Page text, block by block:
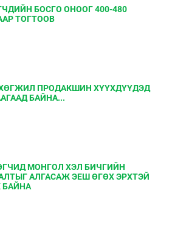
БОСГО ОНООГ 400-480
ТОГТООВ
ПРОДАКШИН ХҮҮХДҮҮДЭД
БАЙНА...
МОНГОЛ ХЭЛ БИЧГИЙН
АЛГАСАЖ ЭЕШ ӨГӨХ ЭРХТЭЙ